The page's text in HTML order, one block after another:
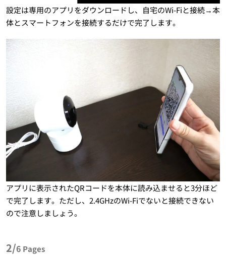
設定は専用のアプリをダウンロードし、自宅のWi-Fiと接続→本
体とスマートフォンを接続するだけで完了します。
アプリに表示されたQRコードを本体に読み込ませると3分ほど
で完了します。ただし、2.4GHzのWi-Fiでないと接続できない
ので注意しましょう。
2/6 Pages